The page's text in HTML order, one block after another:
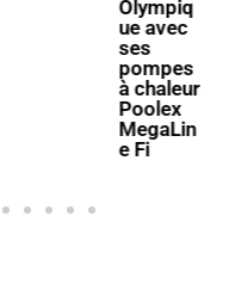
r
l’utilisati
volets
immergé
s